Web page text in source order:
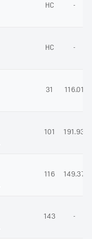
НС -
НС -
31 116.01
101 191.93
116 149.37
143 -